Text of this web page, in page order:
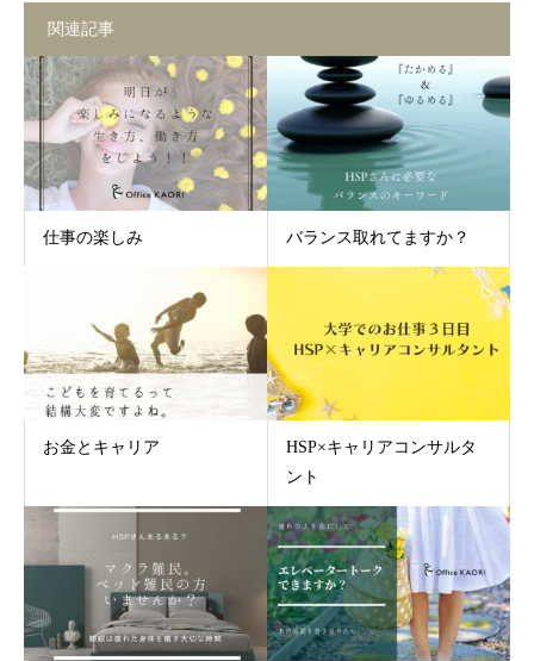
関連記事
仕事の楽しみ バランス取れてますか？
お金とキャリア
HSP×キャリアコンサルタ
ント